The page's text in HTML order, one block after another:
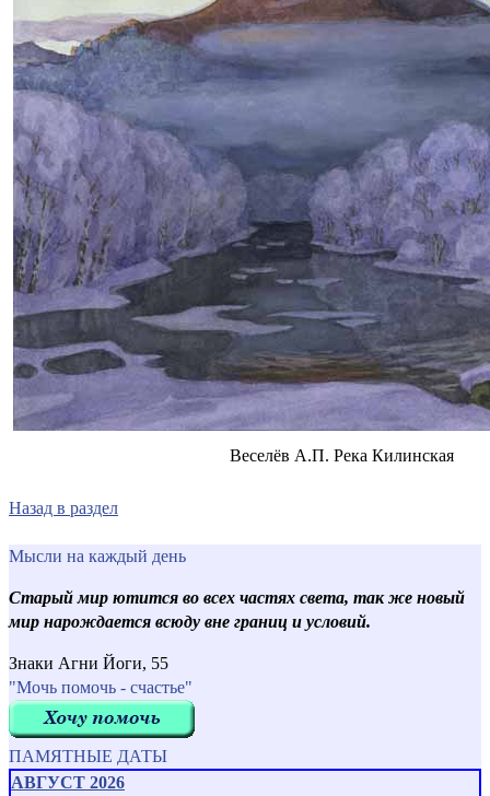
Веселёв А.П. Река Килинская
Назад в раздел
Мысли на каждый день
Старый мир ютится во всех частях света, так же новый
мир нарождается всюду вне границ и условий.
Знаки Агни Йоги, 55
"Мочь помочь - счастье"
ПАМЯТНЫЕ ДАТЫ
АВГУСТ 2026